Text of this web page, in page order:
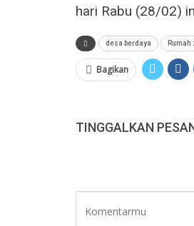
hari Rabu (28/02)
desa berdaya Rumah
Bagikan
TINGGALKAN